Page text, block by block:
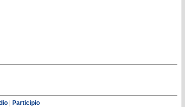
| Participio